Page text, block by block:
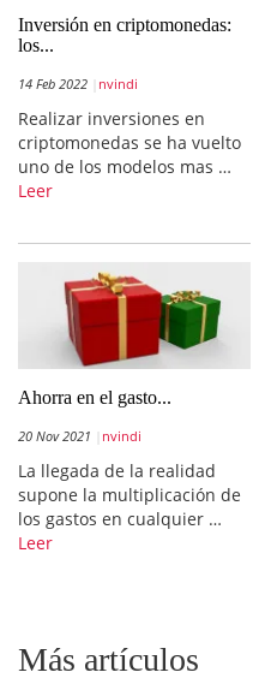
Inversión en criptomonedas:
los...
14 Feb 2022 nvindi
Realizar inversiones en
criptomonedas se ha vuelto
uno de los modelos mas …
Leer
Ahorra en el gasto...
20 Nov 2021 nvindi
La llegada de la realidad
supone la multiplicación de
los gastos en cualquier …
Leer
Más artículos